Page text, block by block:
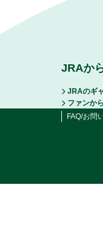
JRAか
JRAのギ
ファンか
FAQ/お問